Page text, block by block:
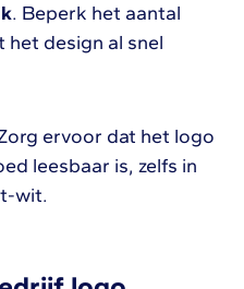
. Beperk het aantal
het design al snel
ervoor dat het logo
leesbaar is, zelfs in
wit.